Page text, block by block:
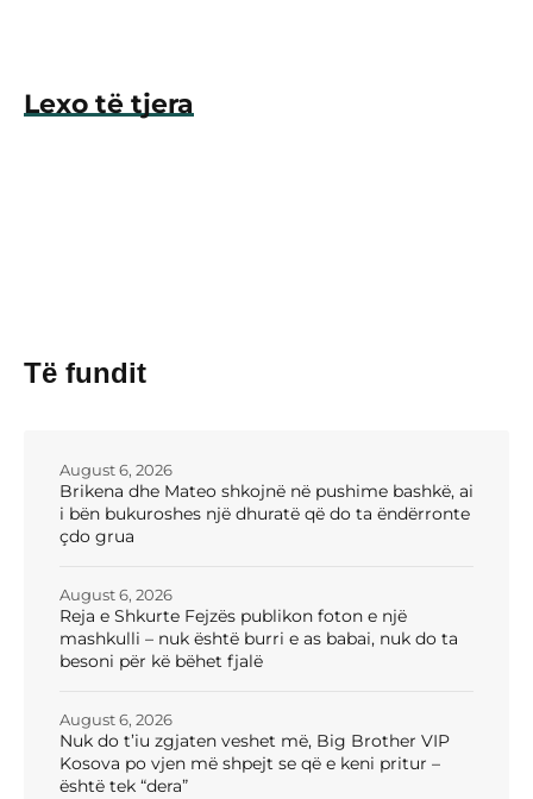
Lexo të tjera
Të fundit
Brikena dhe Mateo shkojnë në pushime bashkë, ai
i bën bukuroshes një dhuratë që do ta ëndërronte
çdo grua
August 6, 2026
Reja e Shkurte Fejzës publikon foton e një
mashkulli – nuk është burri e as babai, nuk do ta
besoni për kë bëhet fjalë
August 6, 2026
Nuk do t’iu zgjaten veshet më, Big Brother VIP
Kosova po vjen më shpejt se që e keni pritur –
është tek “dera”
August 6, 2026